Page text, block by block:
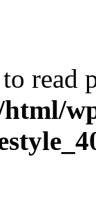
read
html/